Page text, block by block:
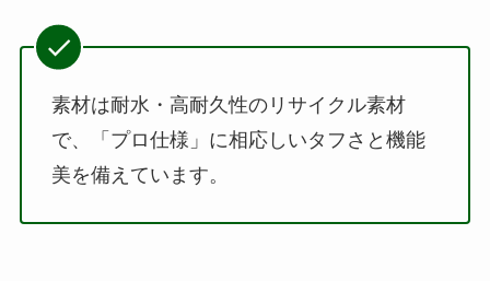
素材は耐水・高耐久性のリサイクル素材
で、「プロ仕様」に相応しいタフさと機能
美を備えています。